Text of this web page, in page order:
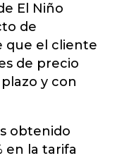
El Niño
de
que el cliente
de precio
y con
obtenido
en la tarifa